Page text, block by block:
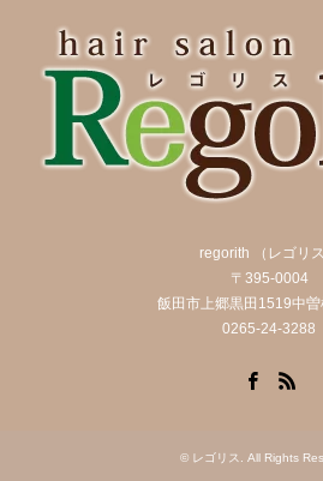
regorith （レゴリス
〒395-0004
飯田市上郷黒田1519中
0265-24-3288
© レゴリス . All Rights